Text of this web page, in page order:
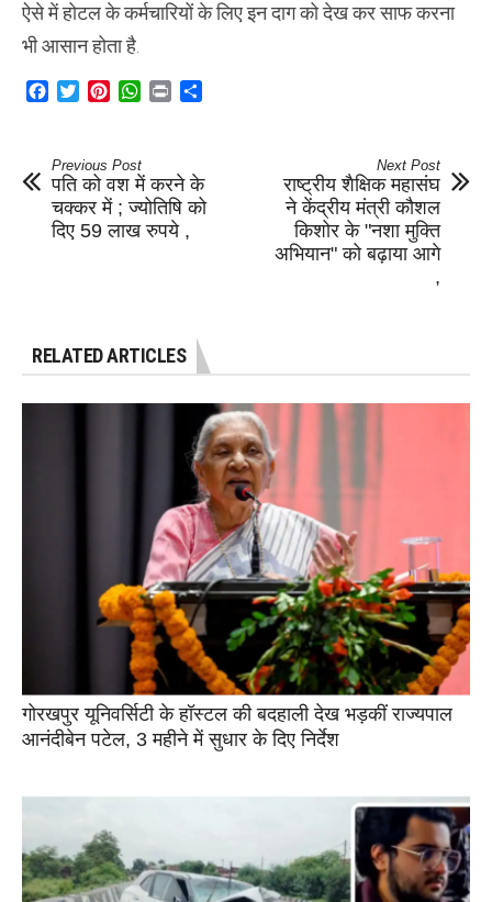
ऐसे में होटल के कर्मचारियों के लिए इन दाग को देख कर साफ करना
भी आसान होता है.
Facebook
TwitterPinterestWhatsApp
Print
Previous Post
पति को वश में करने के
चक्कर में ; ज्योतिषि को
दिए 59 लाख रुपये ,
Next Post
राष्ट्रीय शैक्षिक महासंघ
ने केंद्रीय मंत्री कौशल
किशोर के "नशा मुक्ति
अभियान" को बढ़ाया आगे
,
RELATED ARTICLES
गोरखपुर यूनिवर्सिटी के हॉस्टल की बदहाली देख भड़कीं राज्यपाल
आनंदीबेन पटेल, 3 महीने में सुधार के दिए निर्देश